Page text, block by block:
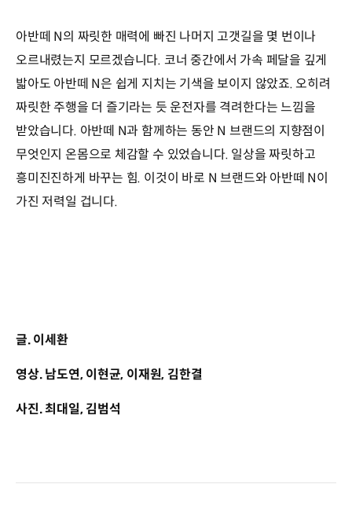
아반떼 N의 짜릿한 매력에 빠진 나머지 고갯길을 몇 번이나
오르내렸는지 모르겠습니다. 코너 중간에서 가속 페달을 깊게
밟아도 아반떼 N은 쉽게 지치는 기색을 보이지 않았죠. 오히려
짜릿한 주행을 더 즐기라는 듯 운전자를 격려한다는 느낌을
받았습니다. 아반떼 N과 함께하는 동안 N 브랜드의 지향점이
무엇인지 온몸으로 체감할 수 있었습니다. 일상을 짜릿하고
흥미진진하게 바꾸는 힘. 이것이 바로 N 브랜드와 아반떼 N이
가진 저력일 겁니다.
글. 이세환
영상. 남도연, 이현균, 이재원, 김한결
사진. 최대일, 김범석